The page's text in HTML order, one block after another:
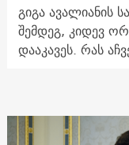
გიგა ავალიანის
შემდეგ, კიდევ
დააკავეს. რას